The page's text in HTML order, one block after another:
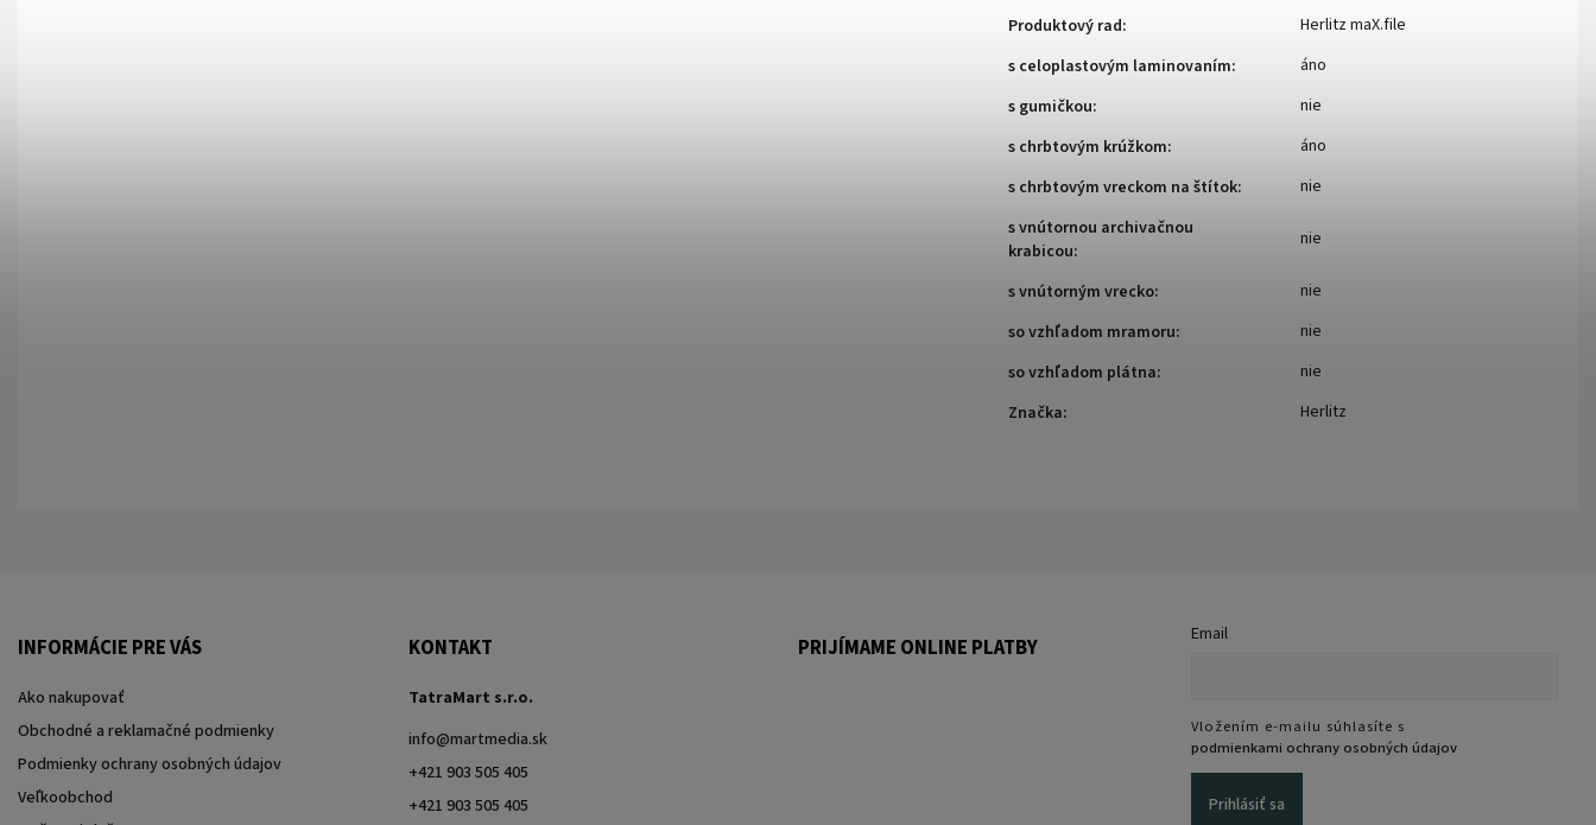
Produktový rad:
Herlitz maX.file
s celoplastovým laminovaním:
áno
s gumičkou:
nie
s chrbtovým krúžkom:
áno
s chrbtovým vreckom na štítok:
nie
s vnútornou archivačnou
krabicou:
nie
s vnútorným vrecko:
nie
so vzhľadom mramoru:
nie
so vzhľadom plátna:
nie
Značka: Herlitz
INFORMÁCIE PRE VÁS
Ako nakupovať
Obchodné a reklamačné podmienky
Podmienky ochrany osobných údajov
Veľkoobchod
KONTAKT
TatraMart s.r.o.
info@martmedia.sk
+421 903 505 405
+421 903 505 405
PRIJÍMAME ONLINE PLATBY
Email
Vložením e-mailu súhlasíte s
podmienkami ochrany osobných údajov
Prihlásiť sa